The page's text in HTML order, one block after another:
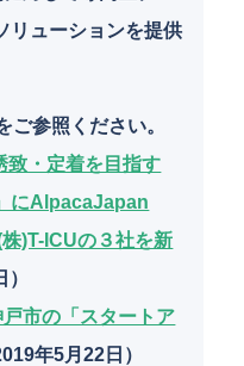
リューションを提供
参照ください。
致・定着を目指す
にAlpacaJapan
)T-ICUの３社を新
戸市の「スタートア
年5月22日）